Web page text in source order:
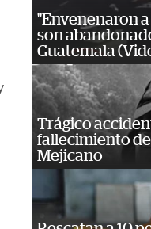
"Envenenaron
son
Guatemala
Trágico
fallecimiento
Mejicano